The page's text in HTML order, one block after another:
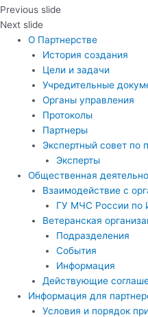
Previous slide
Next slide
О Партнерстве
История создания
Цели и задачи
Учредительные
Органы управления
Протоколы
Партнеры
Экспертный совет по
Эксперты
Общественная
Взаимодействие с
ГУ МЧС России по
Ветеранская
Подразделения
События
Информация
Действующие
Информация для
Условия и порядок